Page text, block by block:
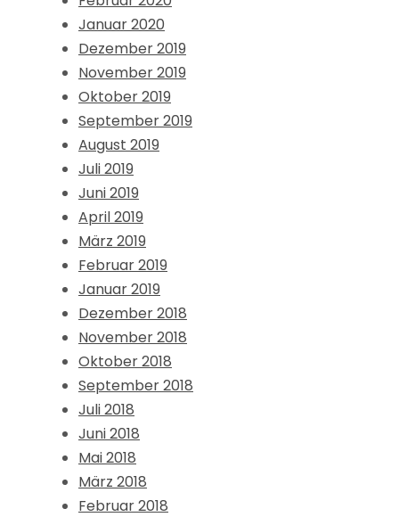
Januar 2020
Dezember 2019
November 2019
Oktober 2019
September 2019
August 2019
Juli 2019
Juni 2019
April 2019
März 2019
Februar 2019
Januar 2019
Dezember 2018
November 2018
Oktober 2018
September 2018
Juli 2018
Juni 2018
Mai 2018
März 2018
Februar 2018